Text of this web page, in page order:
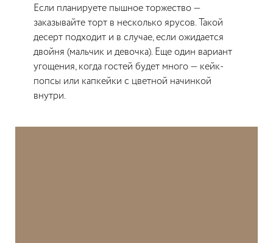
Если планируете пышное торжество —
заказывайте торт в несколько ярусов. Такой
десерт подходит и в случае, если ожидается
двойня (мальчик и девочка). Еще один вариант
угощения, когда гостей будет много — кейк-
попсы или капкейки с цветной начинкой
внутри.